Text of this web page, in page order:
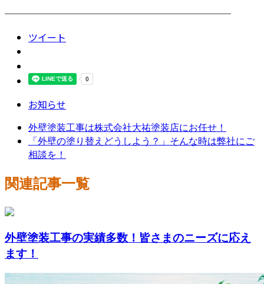
────────────────────────
ツイート
お知らせ
外壁塗装工事は株式会社大祐塗装店にお任せ！
「外壁の塗り替えどうしよう？」そんな時は弊社にご
相談を！
関連記事一覧
外壁塗装工事の実績多数！皆さまのニーズに応え
ます！